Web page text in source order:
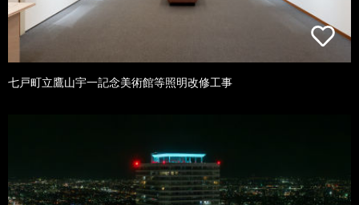
七戸町立鷹山宇一記念美術館等照明改修工事